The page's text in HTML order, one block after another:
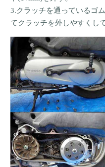
3.クラッチを通っているゴ
てクラッチを外しやすくし